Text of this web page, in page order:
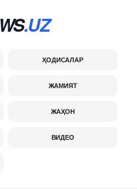
.UZ
ҲОДИСАЛАР
ЖАМИЯТ
ЖАҲОН
ВИДЕО